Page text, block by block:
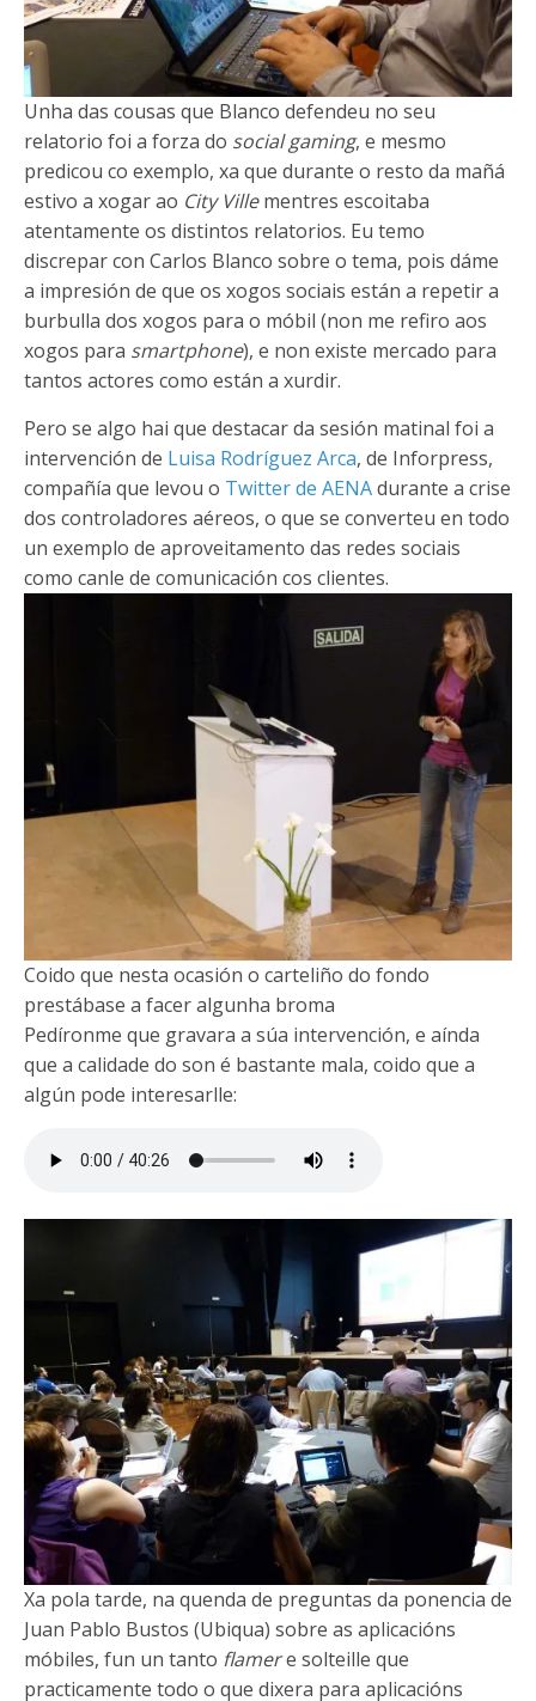
Unha das cousas que Blanco defendeu no seu
relatorio foi a forza do social gaming, e mesmo
predicou co exemplo, xa que durante o resto da mañá
estivo a xogar ao City Villementres escoitaba
atentamente os distintos relatorios. Eu temo
discrepar con Carlos Blanco sobre o tema, pois dáme
a impresión de que os xogos sociais están a repetir a
burbulla dos xogos para o móbil (non me refiro aos
xogos para smartphone), e non existe mercado para
tantos actores como están a xurdir.
Pero se algo hai que destacar da sesión matinal foi a
intervención de Luisa Rodríguez Arca, de Inforpress,
compañía que levou o Twitter de AENAdurante a crise
dos controladores aéreos, o que se converteu en todo
un exemplo de aproveitamento das redes sociais
como canle de comunicación cos clientes.
Coido que nesta ocasión o carteliño do fondo
prestábase a facer algunha broma
Pedíronme que gravara a súa intervención, e aínda
que a calidade do son é bastante mala, coido que a
algún pode interesarlle:
Xa pola tarde, na quenda de preguntas da ponencia de
Juan Pablo Bustos (Ubiqua) sobre as aplicacións
móbiles, fun un tanto flamere solteille que
practicamente todo o que dixera para aplicacións